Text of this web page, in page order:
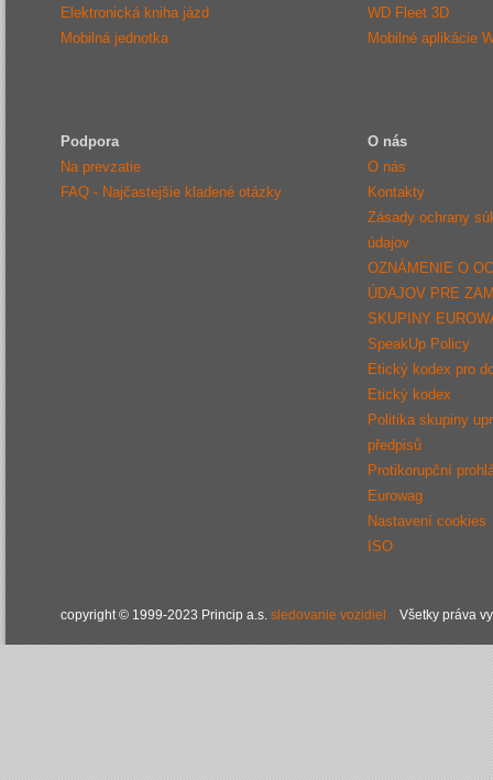
Elektronická kniha jázd
Mobilná jednotka
WD Fleet 3D
Mobilné aplikácie
Podpora
Na prevzatie
FAQ - Najčastejšie kladené otázky
O nás
O nás
Kontakty
Zásady ochrany
údajov
OZNÁMENIE O
ÚDAJOV PRE
SKUPINY
SpeakUp Policy
Etický kodex pro
Etický kodex
Politika skupiny
předpisů
Protikorupční
Eurowag
Nastavení cookies
ISO
copyright © 1999-2023 Princip a.s. sledovanie vozidiel Všetky práva